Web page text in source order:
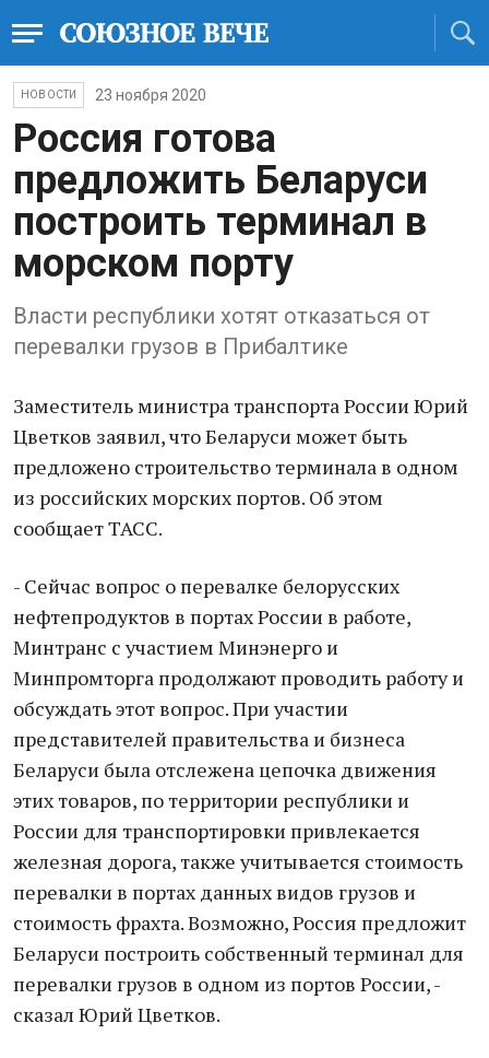
НОВОСТИ 23 ноября 2020
Россия готова
предложить Беларуси
построить терминал в
морском порту
Власти республики хотят отказаться от
перевалки грузов в Прибалтике
Заместитель министра транспорта России Юрий
Цветков заявил, что Беларуси может быть
предложено строительство терминала в одном
из российских морских портов. Об этом
сообщает ТАСС.
- Сейчас вопрос о перевалке белорусских
нефтепродуктов в портах России в работе,
Минтранс с участием Минэнерго и
Минпромторга продолжают проводить работу и
обсуждать этот вопрос. При участии
представителей правительства и бизнеса
Беларуси была отслежена цепочка движения
этих товаров, по территории республики и
России для транспортировки привлекается
железная дорога, также учитывается стоимость
перевалки в портах данных видов грузов и
стоимость фрахта. Возможно, Россия предложит
Беларуси построить собственный терминал для
перевалки грузов в одном из портов России, -
сказал Юрий Цветков.